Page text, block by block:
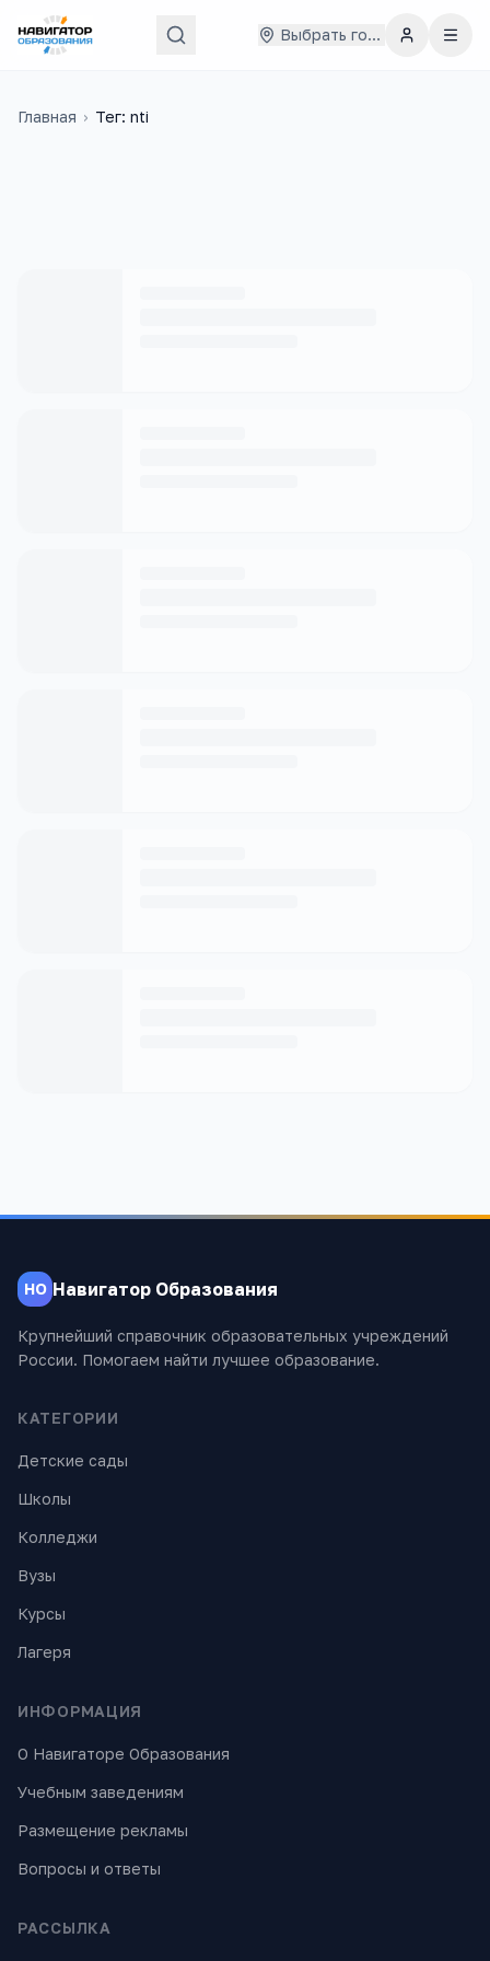
Выбрать город
Главная › Тег: nti
НО Навигатор Образования
Крупнейший справочник образовательных учреждений
России. Помогаем найти лучшее образование.
КАТЕГОРИИ
Детские сады
Школы
Колледжи
Вузы
Курсы
Лагеря
ИНФОРМАЦИЯ
О Навигаторе Образования
Учебным заведениям
Размещение рекламы
Вопросы и ответы
РАССЫЛКА